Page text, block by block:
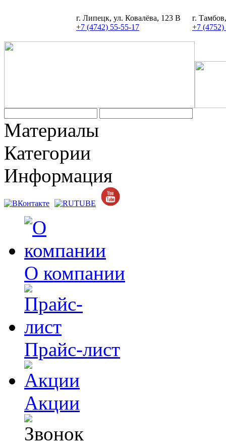
г. Липецк, ул. Ковалёва, 123 В
+7 (4742) 55-55-17
г.
+7 (4752)
Материалы
Категории
Информация
О компании
Прайс-лист
Акции
Задать вопрос